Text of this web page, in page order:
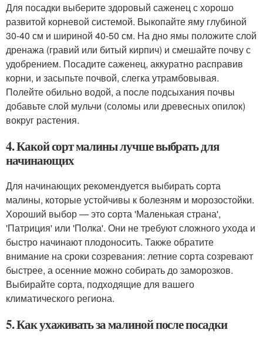
Для посадки выберите здоровый саженец с хорошо
развитой корневой системой. Выкопайте яму глубиной
30-40 см и шириной 40-50 см. На дно ямы положите слой
дренажа (гравий или битый кирпич) и смешайте почву с
удобрением. Посадите саженец, аккуратно расправив
корни, и засыпьте почвой, слегка утрамбовывая.
Полейте обильно водой, а после подсыхания почвы
добавьте слой мульчи (соломы или древесных опилок)
вокруг растения.
4. Какой сорт малины лучше выбрать для
начинающих
Для начинающих рекомендуется выбирать сорта
малины, которые устойчивы к болезням и морозостойки.
Хороший выбор — это сорта 'Маленькая страна',
'Патриция' или 'Полка'. Они не требуют сложного ухода и
быстро начинают плодоносить. Также обратите
внимание на сроки созревания: летние сорта созревают
быстрее, а осенние можно собирать до заморозков.
Выбирайте сорта, подходящие для вашего
климатического региона.
5. Как ухаживать за малиной после посадки